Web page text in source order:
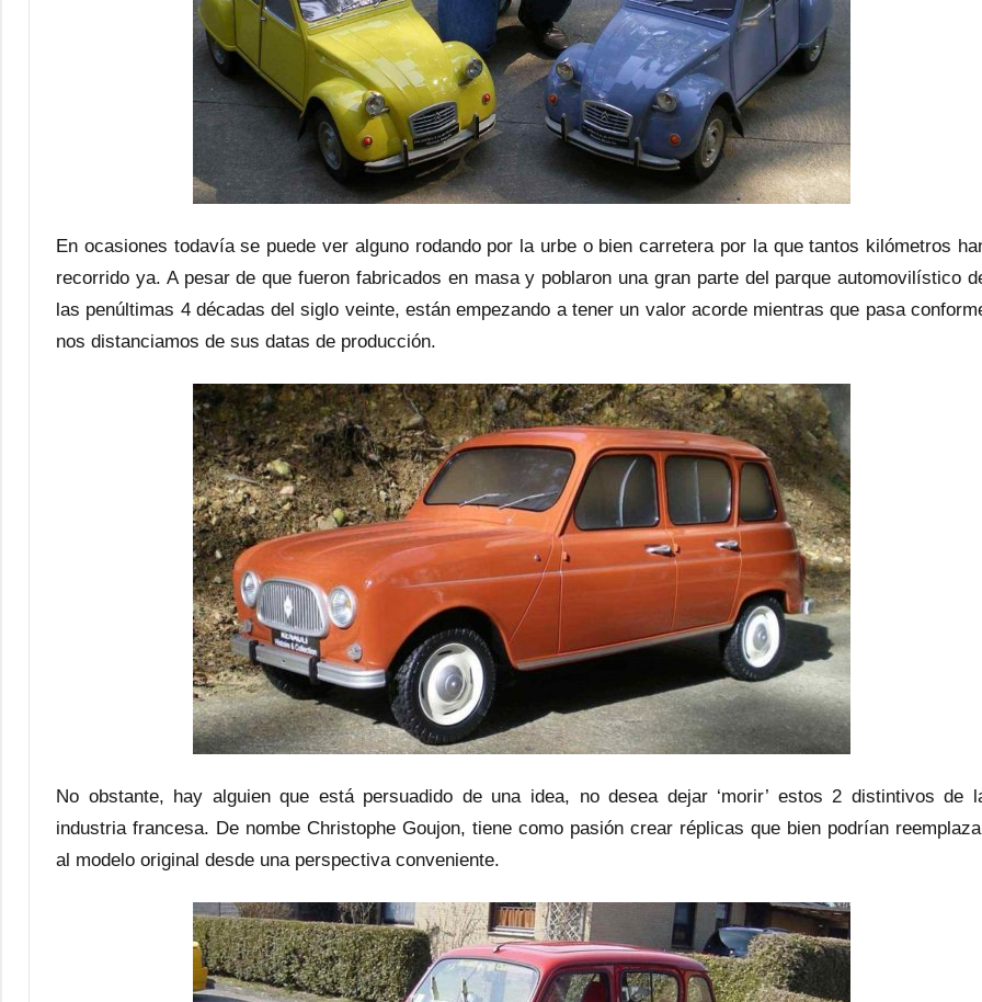
En ocasiones todavía se puede ver alguno rodando por la urbe o bien carretera por la que tantos kilómetros
recorrido ya. A pesar de que fueron fabricados en masa y poblaron una gran parte del parque automovilístico
las penúltimas 4 décadas del siglo veinte, están empezando a tener un valor acorde mientras que pasa
nos distanciamos de sus datas de producción.
No obstante, hay alguien que está persuadido de una idea, no desea dejar ‘morir’ estos 2 distintivos de
industria francesa. De nombe Christophe Goujon, tiene como pasión crear réplicas que bien podrían
al modelo original desde una perspectiva conveniente.